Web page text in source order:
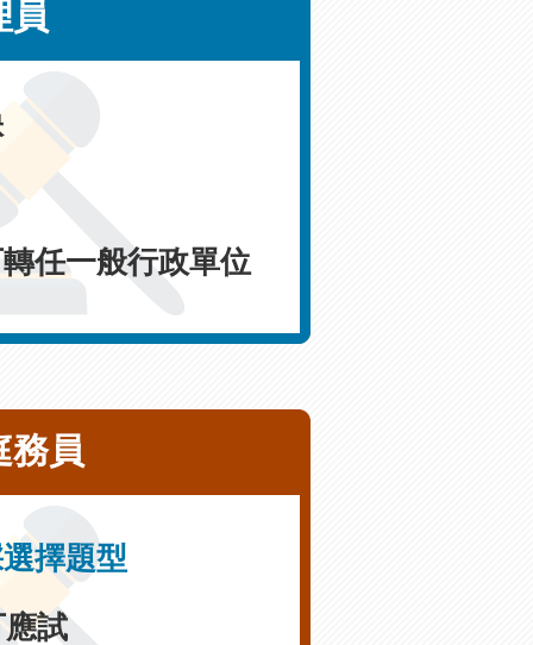
員
任一般行政單位
務員
擇題型
試